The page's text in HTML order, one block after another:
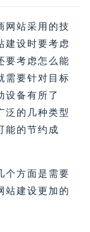
网站采用的技
建设时要考虑
要考虑怎么能
需要针对目标
设备有所了
泛的几种类型
能的节约成
个方面是需要
站建设更加的